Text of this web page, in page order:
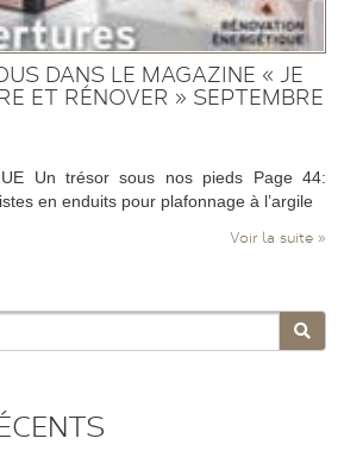
DANS LE MAGAZINE « JE
ET RÉNOVER » SEPTEMBRE
Un trésor sous nos pieds Page 44:
en enduits pour plafonnage à l’argile
Voir la suite »